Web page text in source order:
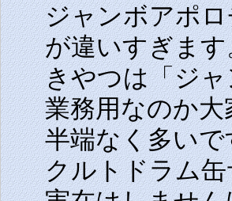
ジャンボアポ
が違いすぎま
きやつは「ジ
業務用なのか
半端なく多い
クルトドラム